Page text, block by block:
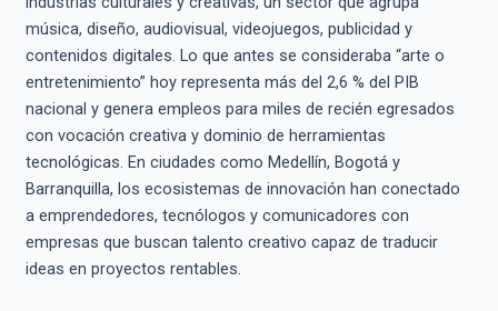
música, diseño, audiovisual, videojuegos, publicidad y
contenidos digitales. Lo que antes se consideraba “arte o
entretenimiento” hoy representa más del 2,6 % del PIB
nacional y genera empleos para miles de recién egresados
con vocación creativa y dominio de herramientas
tecnológicas. En ciudades como Medellín, Bogotá y
Barranquilla, los ecosistemas de innovación han conectado
a emprendedores, tecnólogos y comunicadores con
empresas que buscan talento creativo capaz de traducir
ideas en proyectos rentables.